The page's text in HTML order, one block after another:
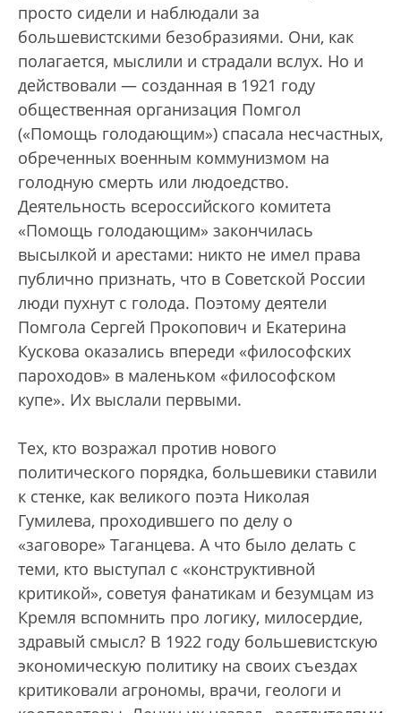
просто сидели и наблюдали за
большевистскими безобразиями. Они, как
полагается, мыслили и страдали вслух. Но и
действовали — созданная в 1921 году
общественная организация Помгол
(«Помощь голодающим») спасала несчастных,
обреченных военным коммунизмом на
голодную смерть или людоедство.
Деятельность всероссийского комитета
«Помощь голодающим» закончилась
высылкой и арестами: никто не имел права
публично признать, что в Советской России
люди пухнут с голода. Поэтому деятели
Помгола Сергей Прокопович и Екатерина
Кускова оказались впереди «философских
пароходов» в маленьком «философском
купе». Их выслали первыми.
Тех, кто возражал против нового
политического порядка, большевики ставили
к стенке, как великого поэта Николая
Гумилева, проходившего по делу о
«заговоре» Таганцева. А что было делать с
теми, кто выступал с «конструктивной
критикой», советуя фанатикам и безумцам из
Кремля вспомнить про логику, милосердие,
здравый смысл? В 1922 году большевистскую
экономическую политику на своих съездах
критиковали агрономы, врачи, геологи и